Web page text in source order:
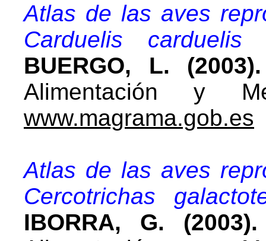
Atlas de las aves
Carduelis carduelis
BUERGO, L. (2003).
Alimentación y
www.magrama.gob.es
Atlas de las aves
Cercotrichas
IBORRA, G. (2003).